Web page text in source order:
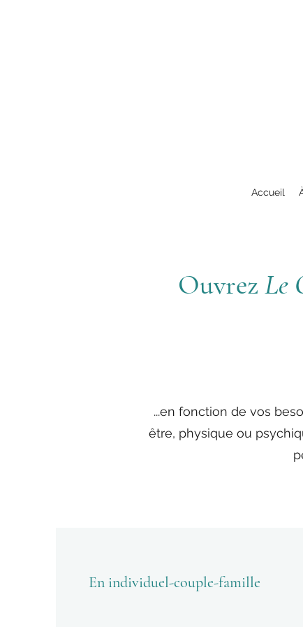
Accueil
Ouvrez Le
...en fonction de vos
être, physique ou
En individuel-couple-famille